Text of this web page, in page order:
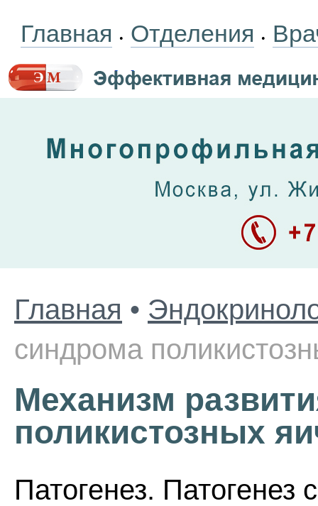
Главная • Отделения •
Главная •
синдрома
Механизм
поликистозных
Патогенез. Патогенез